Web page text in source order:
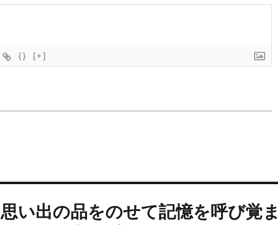
{} [+]
い出の品をのせて記憶を呼び覚ま